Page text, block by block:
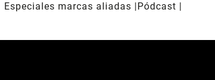
Especiales marcas aliadas
Pódcast